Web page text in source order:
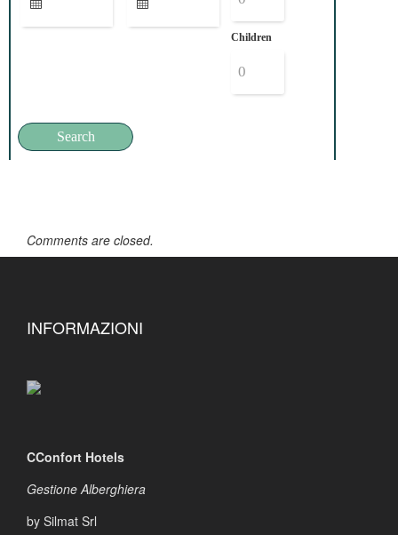
Children
Comments are closed.
INFORMAZIONI
CConfort Hotels
Gestione Alberghiera
by Silmat Srl